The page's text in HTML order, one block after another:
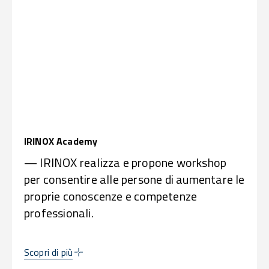
IRINOX Academy
— IRINOX realizza e propone workshop
per consentire alle persone di aumentare le
proprie conoscenze e competenze
professionali.
Scopri di più